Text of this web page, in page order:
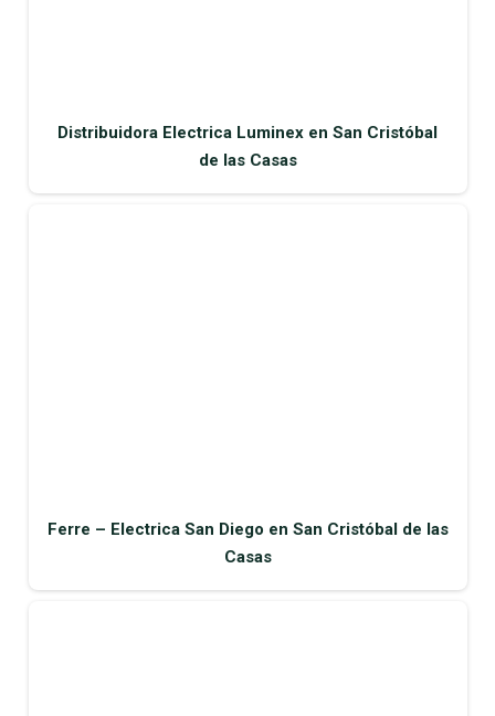
Distribuidora Electrica Luminex en San Cristóbal
de las Casas
Ferre – Electrica San Diego en San Cristóbal de las
Casas